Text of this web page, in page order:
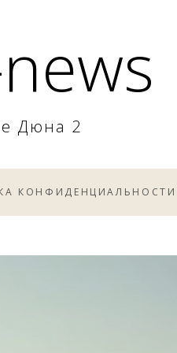
Дюна 2
КОНФИДЕНЦИАЛЬНОСТИ